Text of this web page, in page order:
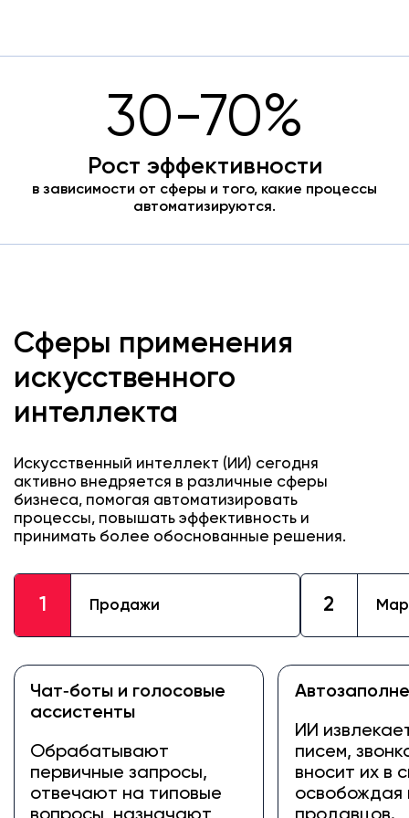
30-70%
Рост эффективности
в зависимости от сферы и того, какие процессы
автоматизируются.
Сферы применения
искусственного
интеллекта
Искусственный интеллект (ИИ) сегодня
активно внедряется в различные сферы
бизнеса, помогая автоматизировать
процессы, повышать эффективность и
принимать более обоснованные решения.
1 Продажи 2
Чат‑боты и голосовые
ассистенты
Обрабатывают
первичные запросы,
отвечают на типовые
ИИ
писем,
вносит их в
освобождая